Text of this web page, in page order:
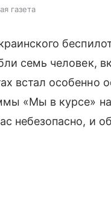
газета
семь человек,
встал особенно
«Мы в курсе» на
небезопасно, и